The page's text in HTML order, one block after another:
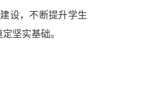
设，不断提升学生
坚实基础。